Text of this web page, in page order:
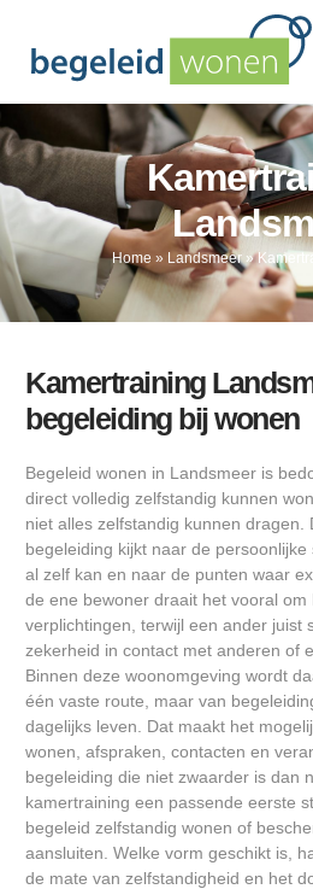
Home » Landsmeer»
Kamertraining
begeleiding bij wonen
Begeleid wonen in Landsmeer is
direct volledig zelfstandig kunnen
niet alles zelfstandig kunnen dragen.
begeleiding kijkt naar de
al zelf kan en naar de punten waar
de ene bewoner draait het vooral om
verplichtingen, terwijl een ander juist
zekerheid in contact met anderen of
Binnen deze woonomgeving wordt
één vaste route, maar van
dagelijks leven. Dat maakt het
wonen, afspraken, contacten en
begeleiding die niet zwaarder is dan
kamertraining een passende eerste
begeleid zelfstandig wonen of
aansluiten. Welke vorm geschikt is,
de mate van zelfstandigheid en het